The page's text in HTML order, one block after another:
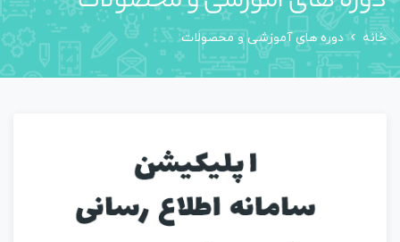
خانه دوره های آموزشی و محصولات